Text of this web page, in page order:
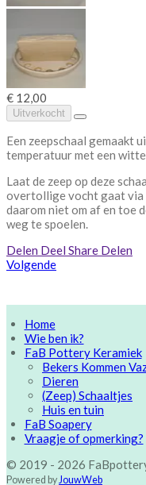
€ 12,00
Uitverkocht
Een zeepschaal gemaakt
temperatuur met een
Laat de zeep op deze
overtollige vocht gaat via
daarom niet om af en toe
weg te spoelen.
Delen Deel Share Delen
Volgende
Home
Wie ben ik?
FaB Pottery Keramiek
Bekers Kommen
Dieren
(Zeep) Schaaltjes
Huis en tuin
FaB Soapery
Vraagje of opmerking?
© 2019 - 2026
Powered byJouwWeb